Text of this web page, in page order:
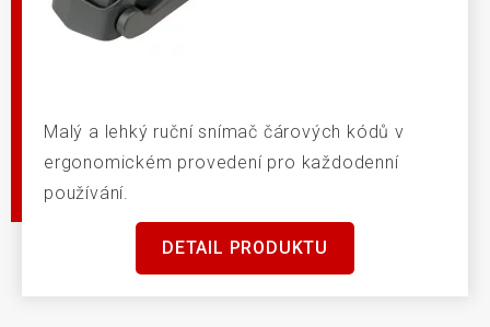
Malý a lehký ruční snímač čárových kódů v
ergonomickém provedení pro každodenní
používání.
DETAIL PRODUKTU